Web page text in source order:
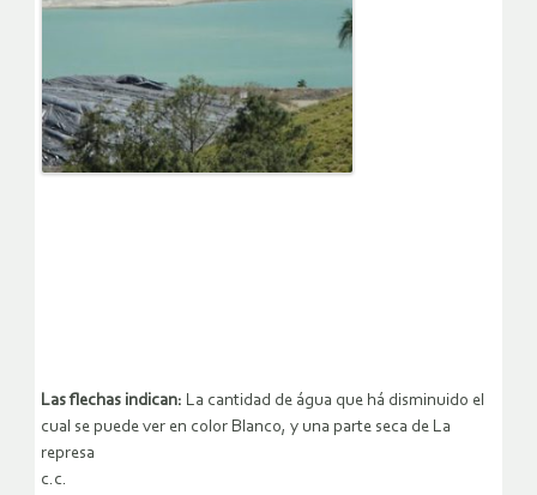
Las flechas indican: La cantidad de água que há disminuido el
cual se puede ver en color Blanco, y una parte seca de La
represa
c.c.